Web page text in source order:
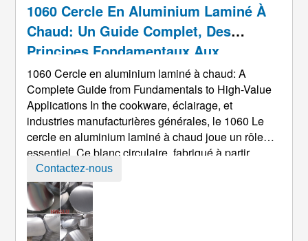
1060 Cercle En Aluminium Laminé À
Chaud: Un Guide Complet, Des
Principes Fondamentaux Aux
Applications À Forte Valeur Ajoutée
1060 Cercle en aluminium laminé à chaud:A
Complete Guide from Fundamentals to High-Value
Applications In the cookware, éclairage, et
industries manufacturières générales, le 1060 Le
cercle en aluminium laminé à chaud joue un rôle
essentiel. Ce blanc circulaire, fabriqué à partir
d'aluminium de haute pureté par laminage à chaud,
est un choix idéal pour l'emboutissage profond,
filage, et processus similaires en raison de sa
formabilité exceptionnelle, conductivité thermique,
un ...
Contactez-nous